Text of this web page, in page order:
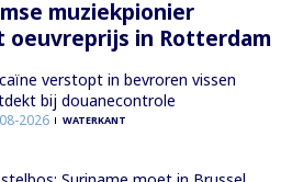
muziekpionier
oeuvreprijs in Rotterdam
verstopt in bevroren vissen
bij douanecontrole
2026 WATERKANT